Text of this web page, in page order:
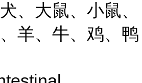
、大鼠、小鼠、
羊、牛、鸡、鸭